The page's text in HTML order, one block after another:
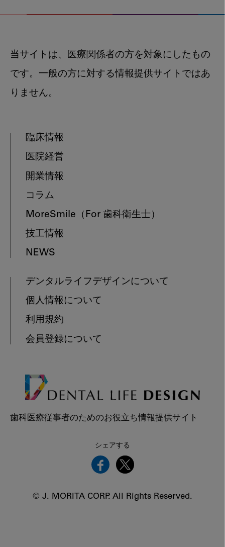
当サイトは、医療関係者の方を対象にしたもの
です。一般の方に対する情報提供サイトではあ
りません。
臨床情報
医院経営
開業情報
コラム
MoreSmile （For 歯科衛生士）
技工情報
NEWS
デンタルライフデザインについて
個人情報について
利用規約
会員登録について
歯科医療従事者のためのお役立ち情報提供サイト
シェアする
© J. MORITA CORP. All Rights Reserved.